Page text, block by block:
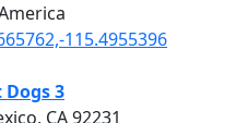
115.4955396
Dogs 3
CA 92231